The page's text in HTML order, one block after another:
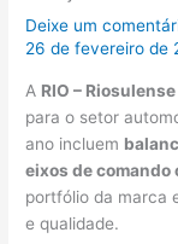
Deixe um
26 de fevereiro de
A RIO – Riosulense
para o setor
ano incluem
eixos de comando
portfólio da marca
e qualidade.